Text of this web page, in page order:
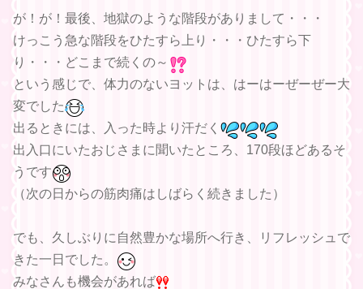
が！が！最後、地獄のような階段がありまして・・・
けっこう急な階段をひたすら上り・・・ひたすら下
り・・・どこまで続くの～
という感じで、体力のないヨットは、はーはーぜーぜー大
変でした
出るときには、入った時より汗だく
出入口にいたおじさまに聞いたところ、170段ほどあるそ
うです
（次の日からの筋肉痛はしばらく続きました）
でも、久しぶりに自然豊かな場所へ行き、リフレッシュで
きた一日でした。
みなさんも機会があれば